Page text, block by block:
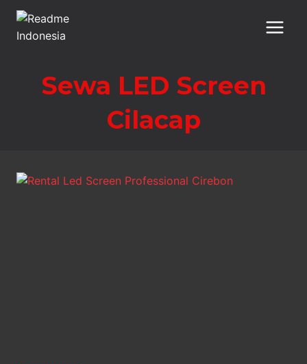
Skip
content
Sewa LED Screen
Cilacap